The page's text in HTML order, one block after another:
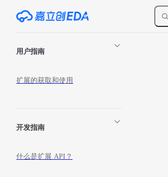
Skip to content
用户指南
扩展的获取和使用
开发指南
什么是扩展 API？